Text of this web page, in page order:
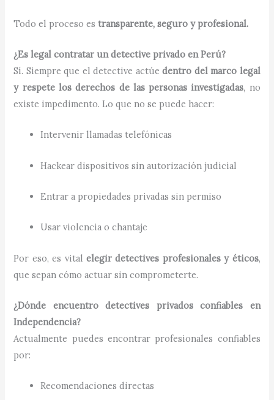
Todo el proceso estransparente, seguro y profesional.
¿Es legal contratar un detective privado en Perú?
Sí. Siempre que el detective actúedentro del marco legal
y respete los derechos de las personas investigadas, no
existe impedimento. Lo que no se puede hacer:
Intervenir llamadas telefónicas
Hackear dispositivos sin autorización judicial
Entrar a propiedades privadas sin permiso
Usar violencia o chantaje
Por eso, es vital elegir detectives profesionales y éticos,
que sepan cómo actuar sin comprometerte.
¿Dónde encuentro detectives privados confiables en
Independencia?
Actualmente puedes encontrar profesionales confiables
por:
Recomendaciones directas